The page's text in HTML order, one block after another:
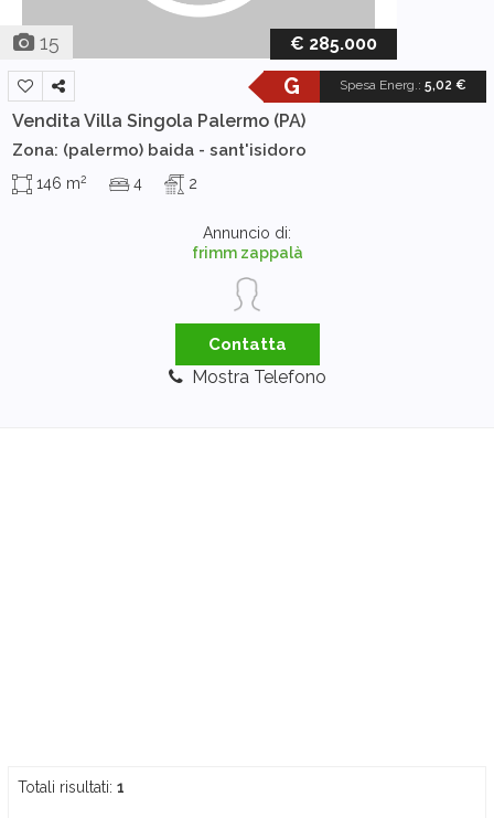
15 € 285.000
Spesa Energ.: 5,02 €
G
Vendita Villa Singola Palermo (PA)
Zona: (palermo) baida - sant'isidoro
146 m2 4 2
Annuncio di:
frimm zappalà
Contatta
Mostra Telefono
Totali risultati: 1